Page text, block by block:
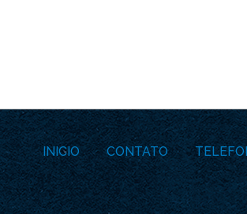
INICIO CONTATO